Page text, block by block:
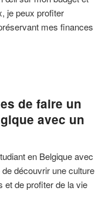
je peux profiter
mes finances
de faire un
avec un
en Belgique avec
découvrir une culture
et de profiter de la vie